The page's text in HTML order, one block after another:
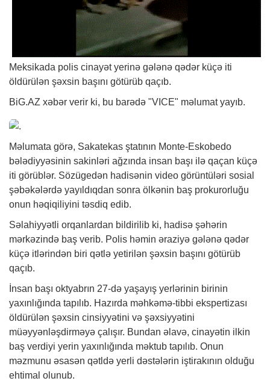
Meksikada polis cinayət yerinə gələnə qədər küçə iti
öldürülən şəxsin başını götürüb qaçıb.
BiG.AZ xəbər verir ki, bu barədə "VICE" məlumat yayıb.
Məlumata görə, Sakatekas ştatının Monte-Eskobedo
bələdiyyəsinin sakinləri ağzında insan başı ilə qaçan küçə
iti görüblər. Sözügedən hadisənin video görüntüləri sosial
şəbəkələrdə yayıldıqdan sonra ölkənin baş prokurorluğu
onun həqiqiliyini təsdiq edib.
Səlahiyyətli orqanlardan bildirilib ki, hadisə şəhərin
mərkəzində baş verib. Polis həmin əraziyə gələnə qədər
küçə itlərindən biri qətlə yetirilən şəxsin başını götürüb
qaçıb.
İnsan başı oktyabrın 27-də yaşayış yerlərinin birinin
yaxınlığında tapılıb. Hazırda məhkəmə-tibbi ekspertizası
öldürülən şəxsin cinsiyyətini və şəxsiyyətini
müəyyənləşdirməyə çalışır. Bundan əlavə, cinayətin ilkin
baş verdiyi yerin yaxınlığında məktub tapılıb. Onun
məzmunu əsasən qətldə yerli dəstələrin iştirakının olduğu
ehtimal olunub.